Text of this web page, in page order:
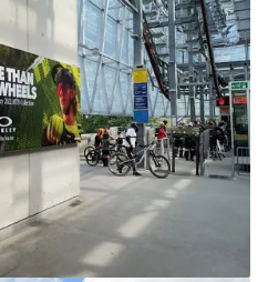
Sommer durchstarten –